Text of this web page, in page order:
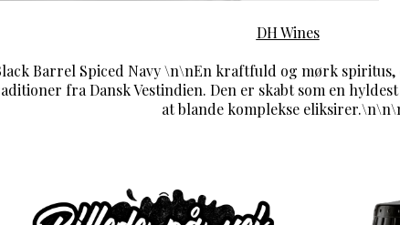
DH Wines
Barrel Spiced Navy \n\nEn kraftfuld og mørk
fra Dansk Vestindien. Den er skabt som en
at blande komplekse